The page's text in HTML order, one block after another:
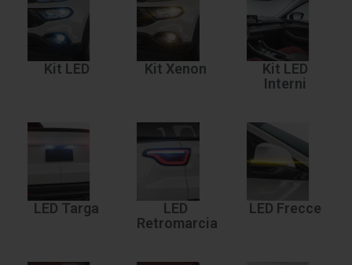
Kit LED Kit Xenon
Kit LED
Interni
LED Targa
LED
Retromarcia
LED Frecce